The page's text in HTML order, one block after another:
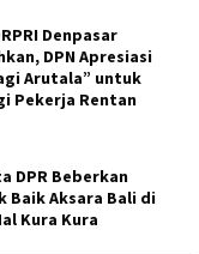
Denpasar
DPN Apresiasi
Arutala” untuk
Pekerja Rentan
DPR Beberkan
Baik Aksara Bali di
Kura Kura